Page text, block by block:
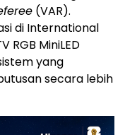
(VAR).
di International
RGB MiniLED
yang
secara lebih